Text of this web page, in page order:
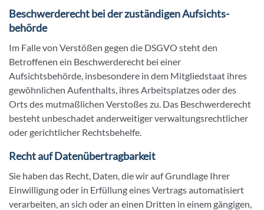
Beschwerde­recht bei der zuständigen Aufsichts­
behörde
Im Falle von Verstößen gegen die DSGVO steht den
Betroffenen ein Beschwerderecht bei einer
Aufsichtsbehörde, insbesondere in dem Mitgliedstaat ihres
gewöhnlichen Aufenthalts, ihres Arbeitsplatzes oder des
Orts des mutmaßlichen Verstoßes zu. Das Beschwerderecht
besteht unbeschadet anderweitiger verwaltungsrechtlicher
oder gerichtlicher Rechtsbehelfe.
Recht auf Daten­übertrag­barkeit
Sie haben das Recht, Daten, die wir auf Grundlage Ihrer
Einwilligung oder in Erfüllung eines Vertrags automatisiert
verarbeiten, an sich oder an einen Dritten in einem gängigen,